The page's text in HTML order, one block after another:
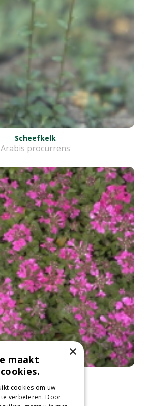
Scheefkelk
Arabis procurrens
Scheefkelk
blepharophylla
×
maakt
cookies om uw
verbeteren. Door